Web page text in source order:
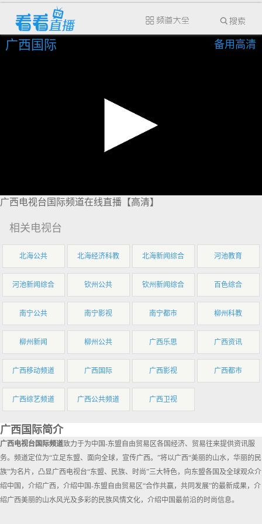
广西国际 备用高清
广西电视台国际频道在线直播【高清】
相关电视台
北海公共 北海经济科教 北海新闻综合 河池教育
河池新闻综合 钦州公共 钦州新闻综合 百色综合
南宁公共 南宁影视 南宁都市 柳州科教
柳州新闻 柳州公共 广西乐思 广西资讯
广西移动频道 广西国际 广西影视 广西都市
广西综艺频道 广西公共频道 广西卫视
广西国际简介
广西电视台国际频道致力于为中国-东盟自由贸易区各国经济、贸易往来提供资讯服
务。频道定位为“立足东盟、面向全球，宣传广西。”将以广西“美丽的山水，华丽的民
族”为名片，凸显广西电视台“东盟、民族、时尚”三大特色，向东盟各国及全球观众介
绍中国，介绍广西，介绍中国-东盟自由贸易区“合作共赢，共同发展”的最新成果，介
绍广西美丽的山水风光及多彩的民族风情文化，介绍中国最前沿的时尚信息。